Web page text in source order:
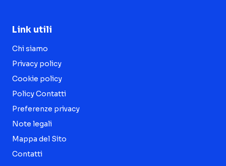
Link utili
Chi siamo
Privacy policy
Cookie policy
Policy Contatti
Preferenze privacy
Note legali
Mappa del Sito
Contatti